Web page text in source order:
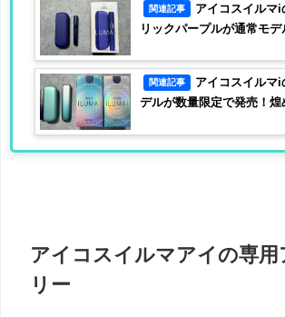
関連記事
アイコスイルマi
リックパープルが通常モ
関連記事
アイコスイルマ
デルが数量限定で発売！煌
アイコスイルマアイの専用
リー